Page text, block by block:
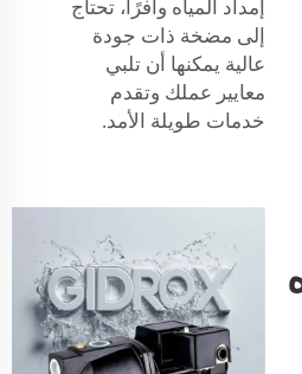
إمداد المياه وافرًا، تحتاج
إلى مضخة ذات جودة
عالية يمكنها أن تلبي
معايير عملك وتقدم
خدمات طويلة الأمد.